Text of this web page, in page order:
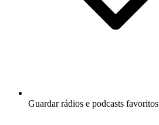
Guardar rádios e podcasts favoritos